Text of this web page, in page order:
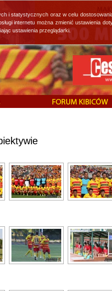
i statystycznych oraz w celu
internetu można zmienić
ustawienia przeglądarki.